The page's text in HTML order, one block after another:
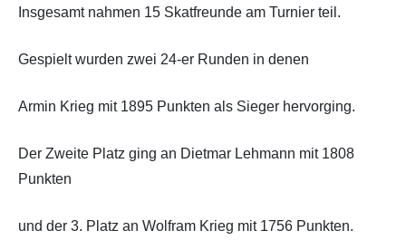
Insgesamt nahmen 15 Skatfreunde am Turnier teil.
Gespielt wurden zwei 24-er Runden in denen
Armin Krieg mit 1895 Punkten als Sieger hervorging.
Der Zweite Platz ging an Dietmar Lehmann mit 1808
Punkten
und der 3. Platz an Wolfram Krieg mit 1756 Punkten.